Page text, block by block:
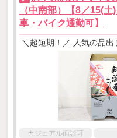
（中南部）【8／15(
車・バイク通勤可】
＼超短期！／ 人気の品出
カジュアル面談可